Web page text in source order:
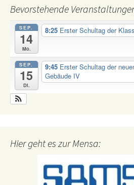
Bevorstehende
SEP.
14
Mo.
8:25 Erster Schultag der
SEP.
15
Di.
9:45 Erster Schultag der
Gebäude IV
Hier geht es zur Mensa: